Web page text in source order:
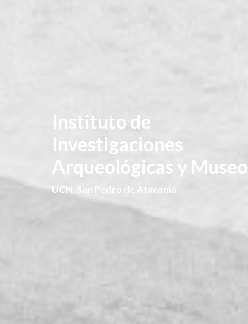
Instituto de
Investigaciones
Arqueológicas y Museo
UCN, San Pedro de Atacama